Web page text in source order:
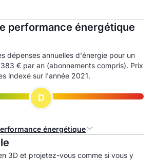
performance énergétique
dépenses annuelles d'énergie pour un
€ par an (abonnements compris). Prix
indexé sur l'année 2021.
D
énergétique
primaire (CEP)
3D et projetez-vous comme si vous y